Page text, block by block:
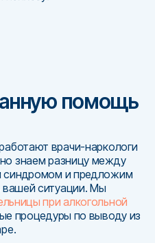
помощь
врачи-наркологи
знаем разницу между
синдромом и предложим
вашей ситуации. Мы
при алкогольной
процедуры по выводу из